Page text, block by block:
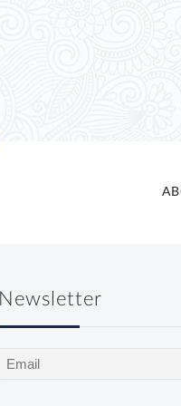
Newsletter
Email